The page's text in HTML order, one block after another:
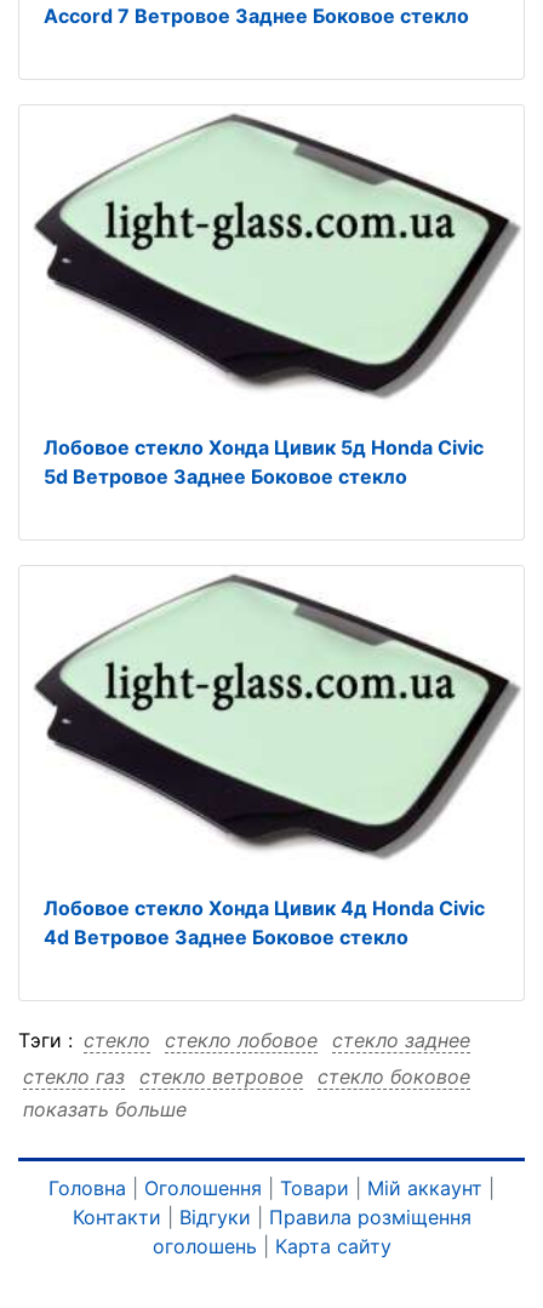
Accord 7 Ветровое Заднее Боковое стекло
Лобовое стекло Хонда Цивик 5д Honda Civic
5d Ветровое Заднее Боковое стекло
Лобовое стекло Хонда Цивик 4д Honda Civic
4d Ветровое Заднее Боковое стекло
Тэги : стекло стекло лобовое стекло заднее
стекло газ стекло ветровое стекло боковое
стекло 2705 стекло 2705 лобовое
стекло 2705 ветровое
стекло 2705 боковое
лобовое лобовое стекло
лобовое заднее
лобовое ветровое лобовое боковое
показать больше
Головна Оголошення Товари Мій аккаунт
Контакти
Відгуки
Правила розміщення
оголошень
Карта сайту